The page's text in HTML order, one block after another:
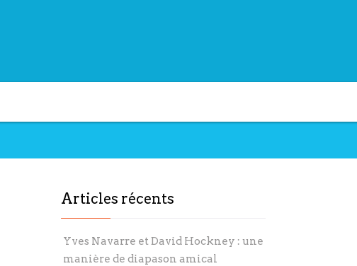
Articles récents
Yves Navarre et David Hockney : une
manière de diapason amical